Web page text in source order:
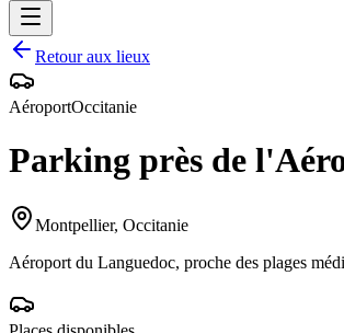
Retour aux lieux
AéroportOccitanie
Parking près de
Montpellier, Occitanie
Aéroport du Languedoc, proche des plages